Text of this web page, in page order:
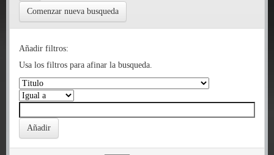
Comenzar nueva busqueda
Añadir filtros:
Usa los filtros para afinar la busqueda.